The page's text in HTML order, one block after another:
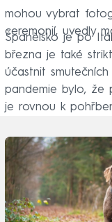
mohou vybrat
ceremonií, uvedly
Španělsko je po
března je také
účastnit
pandemie bylo, že
je rovnou k